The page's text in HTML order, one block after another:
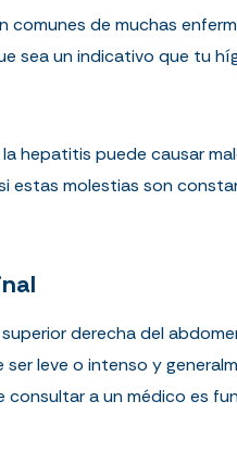
comunes de muchas
sea un indicativo que tu
hepatitis puede causar
estas molestias son
derecha del
ser leve o intenso y
consultar a un médico es